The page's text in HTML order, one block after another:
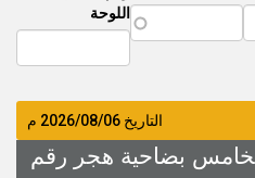
اللوحة
التاريخ 2026/08/06 م
بضاحية هجر رقم